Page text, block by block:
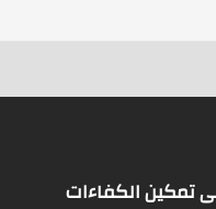
تمكين الكفاءات